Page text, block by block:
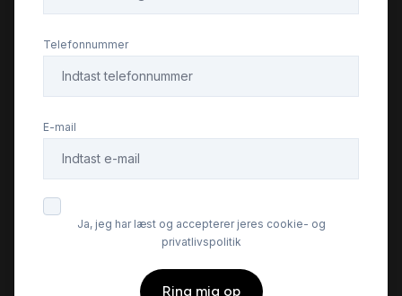
musikstreaming via Bluetooth
mørktonede ruder bag
navigation
parkeringssensor (bag)
Telefonnummer
E-mail
Ja, jeg har læst og accepterer jeres cookie- og
privatlivspolitik
Ring mig op